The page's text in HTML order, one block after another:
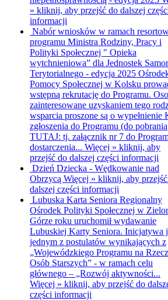
» kliknij, aby przejść do dalszej
informacji
Nabór wniosków w ramach
programu Ministra Rodziny, Pracy i
Polityki Społecznej " Opieka
wytchnieniowa” dla Jednostek
Terytorialnego - edycja 2025
Pomocy Społecznej w Kolsku
wstępną rekrutację do Programu.
zainteresowane uzyskaniem tego
wsparcia proszone są o wypełnienie
zgłoszenia do Programu (do pobrania
TUTAJ: tj. załącznik nr 7 do
dostarczenia... Więcej » kliknij, aby
przejść do dalszej części informacji
Dzień Dziecka - Wędkowanie nad
Obrzycą Więcej » kliknij, aby
dalszej części informacji
Lubuska Karta Seniora Regionalny
Ośrodek Polityki Społecznej w
Górze roku uruchomił wydawanie
Lubuskiej Karty Seniora. Inicjatywa
jednym z postulatów wynikających z
„Wojewódzkiego Programu na Rzecz
Osób Starszych” - w ramach celu
głównego – „Rozwój aktywności...
Więcej » kliknij, aby przejść do
części informacji